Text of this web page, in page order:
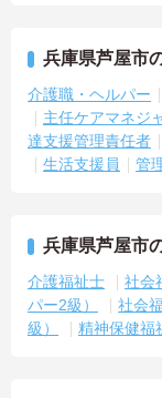
兵庫県芦屋市
介護職・ヘルパー
主任ケアマネジ
達支援管理責任者
生活支援員
管
兵庫県芦屋市
介護福祉士 社会
パー2級）
社会
級）
精神保健福